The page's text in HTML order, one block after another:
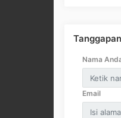
Nama
Email